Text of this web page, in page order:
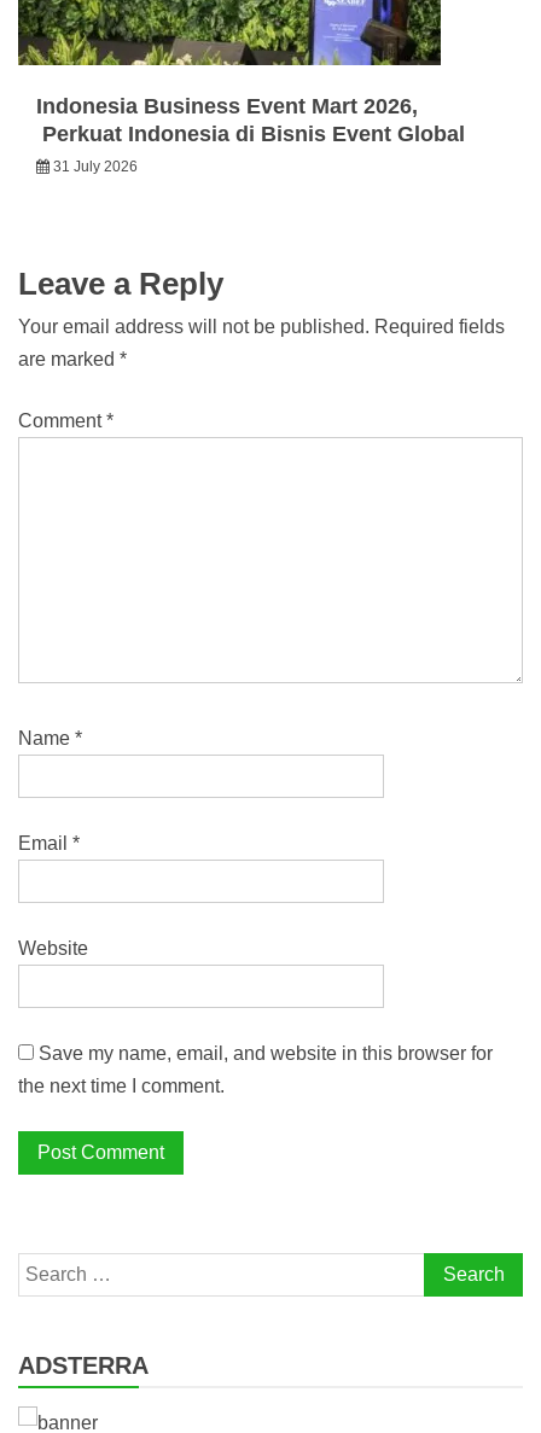
Indonesia Business Event Mart 2026,
Perkuat Indonesia di Bisnis Event Global
31 July 2026
Leave a Reply
Your email address will not be published. Required fields
are marked *
Comment*
Name *
Email *
Website
Save my name, email, and website in this browser for
the next time I comment.
Search
for:
ADSTERRA